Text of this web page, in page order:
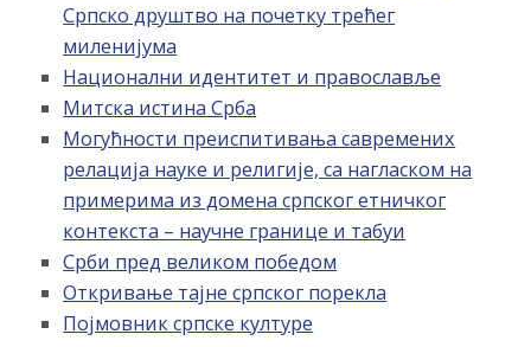
Српско друштво на почетку трећег
миленијума
Национални идентитет и православље
Митска истина Срба
Могућности преиспитивања савремених
релација науке и религије, са нагласком на
примерима из домена српског етничког
контекста – научне границе и табуи
Срби пред великом победом
Откривање тајне српског порекла
Појмовник српске културе